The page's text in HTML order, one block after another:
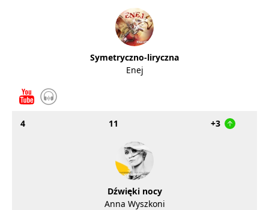
Symetryczno-liryczna
Enej
4 11 +3
Dźwięki nocy
Anna Wyszkoni